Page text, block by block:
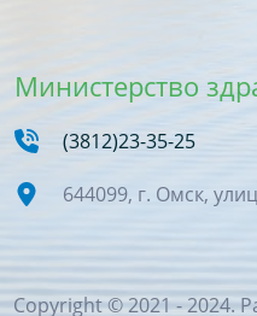
Министерство
(3812)23-35-25
644099, г. Омск,
Copyright © 2021 - 2024.